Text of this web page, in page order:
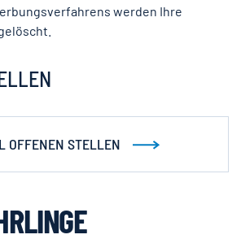
werden Ihre
OFFENEN STELLEN